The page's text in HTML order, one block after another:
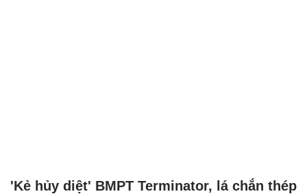
'Kẻ hủy diệt' BMPT Terminator, lá chắn thép